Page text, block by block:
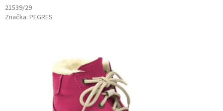
21539/29
Značka: PEGRES